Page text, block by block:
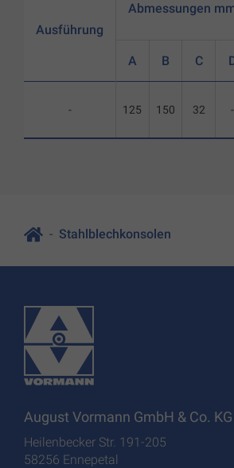
Ausführung
-
Abmessungen
A B C
125 150 32 -
Stahlblechkonsolen
August Vormann GmbH & Co. KG
Heilenbecker Str. 191-205
58256 Ennepetal